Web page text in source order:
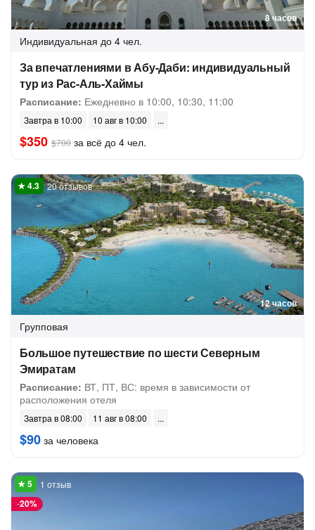
8 часов
Индивидуальная до 4 чел.
За впечатлениями в Абу-Даби: индивидуальный
тур из Рас-Аль-Хаймы
Расписание: Ежедневно в 10:00, 10:30, 11:00
Завтра в 10:00 10 авг в 10:00
$350 $700 за всё до 4 чел.
12 часов
20 отзывов
Групповая
Большое путешествие по шести Северным
Эмиратам
Расписание: ВТ, ПТ, ВС: время в зависимости от
расположения отеля
Завтра в 08:00 11 авг в 08:00
$90 за человека
-20%
1 отзыв